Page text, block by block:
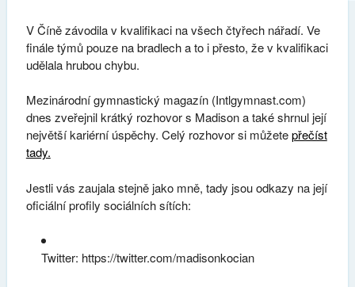
V Číně závodila v kvalifikaci na všech čtyřech nářadí. Ve
finále týmů pouze na bradlech a to i přesto, že v kvalifikaci
udělala hrubou chybu.
Mezinárodní gymnastický magazín (Intlgymnast.com)
dnes zveřejnil krátký rozhovor s Madison a také shrnul její
největší kariérní úspěchy. Celý rozhovor si můžetepřečíst
tady.
Jestli vás zaujala stejně jako mně, tady jsou odkazy na její
oficiální profily sociálních sítích:
Twitter: https://twitter.com/madisonkocian